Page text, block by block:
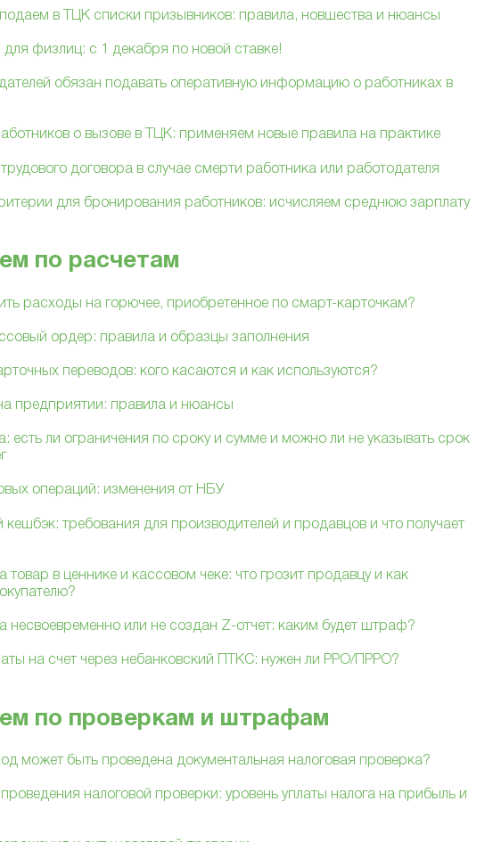
в ТЦК списки призывников: правила, новшества и нюансы
физлиц: с 1 декабря по новой ставке!
обязан подавать оперативную информацию о работниках в
о вызове в ТЦК: применяем новые правила на практике
договора в случае смерти работника или работодателя
для бронирования работников: исчисляем среднюю зарплату
по расчетам
расходы на горючее, приобретенное по смарт-карточкам?
ордер: правила и образцы заполнения
переводов: кого касаются и как используются?
предприятии: правила и нюансы
есть ли ограничения по сроку и сумме и можно ли не указывать срок
операций: изменения от НБУ
требования для производителей и продавцов и что получает
товар в ценнике и кассовом чеке: что грозит продавцу и как
несвоевременно или не создан Z-отчет: каким будет штраф?
на счет через небанковский ПТКС: нужен ли РРО/ПРРО?
по проверкам и штрафам
может быть проведена документальная налоговая проверка?
налоговой проверки: уровень уплаты налога на прибыль и